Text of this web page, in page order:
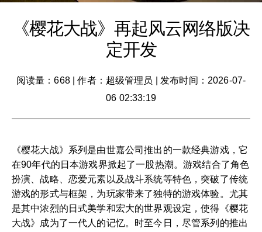
《樱花大战》再起风云网络版决
定开发
阅读量：668|作者：超级管理员
发布时间：2026-07-
06 02:33:19
《樱花大战》系列是由世嘉公司推出的一款经典游戏，它
在90年代的日本游戏界掀起了一股热潮。游戏结合了角色
扮演、战略、恋爱元素以及战斗系统等特色，突破了传统
游戏的形式与框架，为玩家带来了独特的游戏体验。尤其
是其中浓烈的日式美学和宏大的世界观设定，使得《樱花
大战》成为了一代人的记忆。时至今日，尽管系列的推出